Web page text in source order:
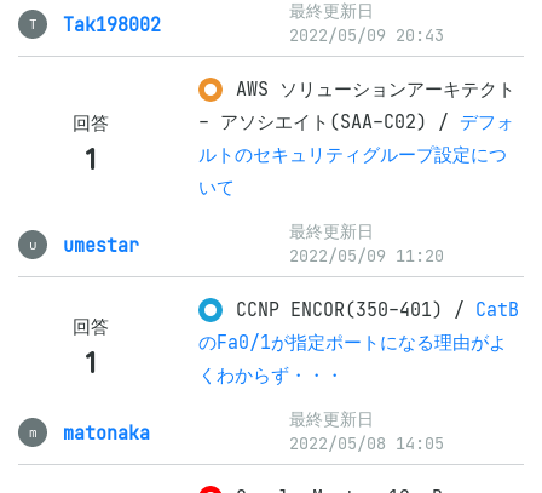
T Tak198002
最終更新日
2022/05/09 20:43
回答
1
AWS ソリューションアーキテクト
- アソシエイト(SAA-C02) / デフォ
ルトのセキュリティグループ設定につ
いて
u umestar
最終更新日
2022/05/09 11:20
回答
1
CCNP ENCOR(350-401) / CatB
のFa0/1が指定ポートになる理由がよ
くわからず・・・
m matonaka
最終更新日
2022/05/08 14:05